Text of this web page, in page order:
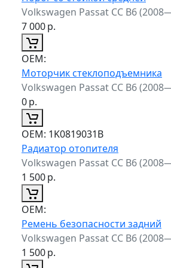
Volkswagen Passat CC B6
7 000р.
ОЕМ:
Моторчик стеклоподъемника
Volkswagen Passat CC B6
0р.
ОЕМ: 1K0819031B
Радиатор отопителя
Volkswagen Passat CC B6
1 500р.
ОЕМ:
Ремень безопасности задний
Volkswagen Passat CC B6
1 500р.